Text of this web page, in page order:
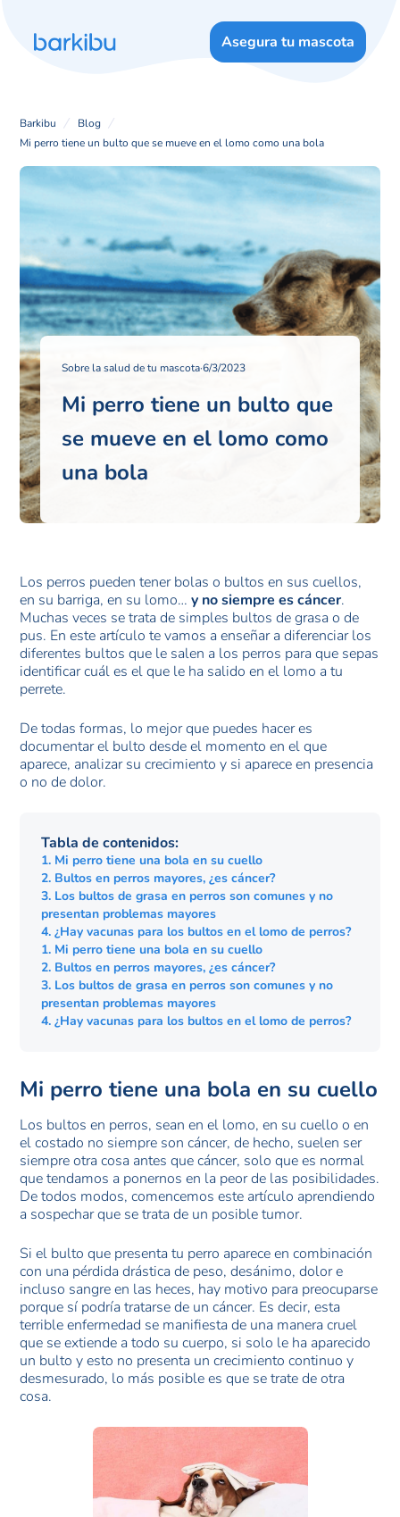
Asegura tu mascota
Barkibu
Blog
Mi perro tiene un bulto que se mueve en el lomo como una bola
Sobre la salud de tu mascota·6/3/2023
Mi perro tiene un bulto que
se mueve en el lomo como
una bola
Los perros pueden tener bolas o bultos en sus cuellos,
en su barriga, en su lomo…y no siempre es cáncer.
Muchas veces se trata de simples bultos de grasa o de
pus. En este artículo te vamos a enseñar a diferenciar los
diferentes bultos que le salen a los perros para que sepas
identificar cuál es el que le ha salido en el lomo a tu
perrete.
De todas formas, lo mejor que puedes hacer es
documentar el bulto desde el momento en el que
aparece, analizar su crecimiento y si aparece en presencia
o no de dolor.
Tabla de contenidos:
1. Mi perro tiene una bola en su cuello
2. Bultos en perros mayores, ¿es cáncer?
3. Los bultos de grasa en perros son comunes y no
presentan problemas mayores
4. ¿Hay vacunas para los bultos en el lomo de perros?
1. Mi perro tiene una bola en su cuello
2. Bultos en perros mayores, ¿es cáncer?
3. Los bultos de grasa en perros son comunes y no
presentan problemas mayores
4. ¿Hay vacunas para los bultos en el lomo de perros?
Mi perro tiene una bola en su cuello
Los bultos en perros, sean en el lomo, en su cuello o en
el costado no siempre son cáncer, de hecho, suelen ser
siempre otra cosa antes que cáncer, solo que es normal
que tendamos a ponernos en la peor de las posibilidades.
De todos modos, comencemos este artículo aprendiendo
a sospechar que se trata de un posible tumor.
Si el bulto que presenta tu perro aparece en combinación
con una pérdida drástica de peso, desánimo, dolor e
incluso sangre en las heces, hay motivo para preocuparse
porque sí podría tratarse de un cáncer. Es decir, esta
terrible enfermedad se manifiesta de una manera cruel
que se extiende a todo su cuerpo, si solo le ha aparecido
un bulto y esto no presenta un crecimiento continuo y
desmesurado, lo más posible es que se trate de otra
cosa.